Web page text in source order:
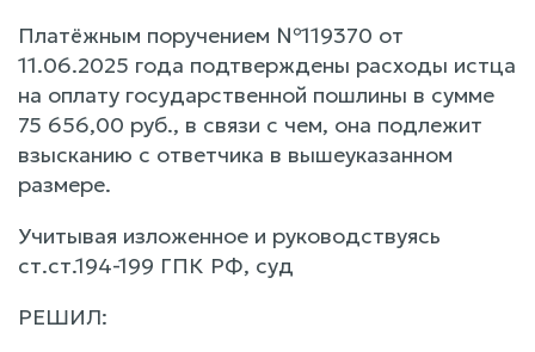
Платёжным поручением №119370 от
11.06.2025 года подтверждены расходы истца
на оплату государственной пошлины в сумме
75 656,00 руб., в связи с чем, она подлежит
взысканию с ответчика в вышеуказанном
размере.
Учитывая изложенное и руководствуясь
ст.ст.194-199 ГПК РФ, суд
РЕШИЛ: